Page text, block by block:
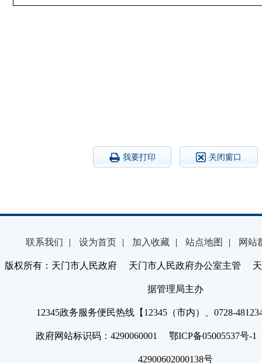
我要打印 关闭窗口
联系我们 | 设为首页 | 加入收藏 | 站点地图 | 网站
版权所有：天门市人民政府 天门市人民政府办公室主管 天
据管理局主办
12345政务服务便民热线【12345（市内）、0728-
政府网站标识码：4290060001 鄂ICP备05005537号
42900602000138号